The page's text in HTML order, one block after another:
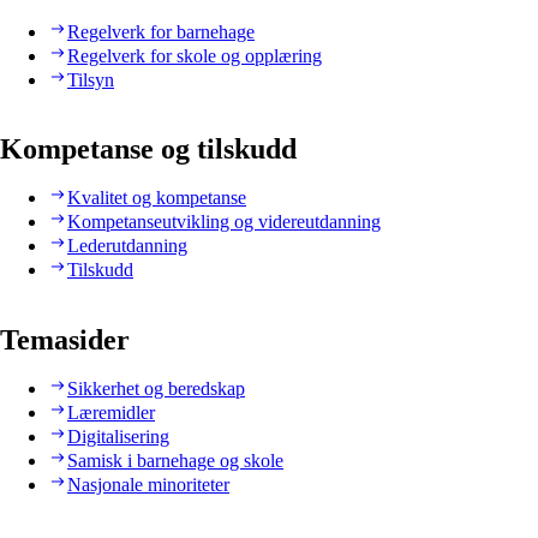
Regelverk for barnehage
Regelverk for skole og opplæring
Tilsyn
Kompetanse og tilskudd
Kvalitet og kompetanse
Kompetanseutvikling og videreutdanning
Lederutdanning
Tilskudd
Temasider
Sikkerhet og beredskap
Læremidler
Digitalisering
Samisk i barnehage og skole
Nasjonale minoriteter